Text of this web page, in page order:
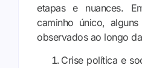
etapas e nuances.
caminho único,
observados ao longo
Crise política e